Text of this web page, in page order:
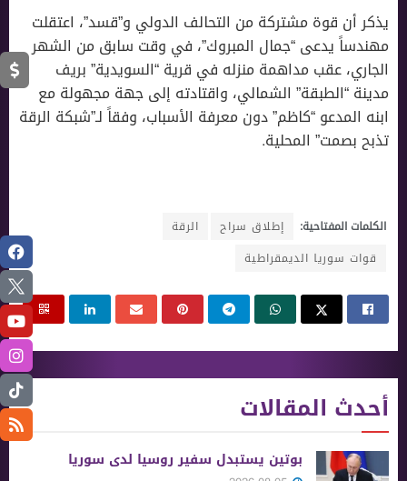
يذكر أن قوة مشتركة من التحالف الدولي و”قسد”، اعتقلت
مهندساً يدعى “جمال المبروك”، في وقت سابق من الشهر
الجاري، عقب مداهمة منزله في قرية “السويدية” بريف
مدينة “الطبقة” الشمالي، واقتادته إلى جهة مجهولة مع
ابنه المدعو “كاظم” دون معرفة الأسباب، وفقاً لـ”شبكة الرقة
تذبح بصمت” المحلية.
الكلمات المفتاحية: إطلاق سراح
الرقة
قوات سوريا الديمقراطية
أحدث المقالات
بوتين يستبدل سفير روسيا لدى سوريا